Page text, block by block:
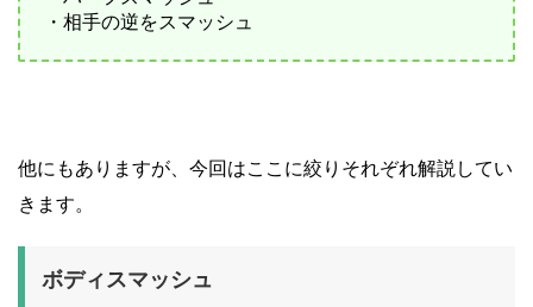
・相手の逆をスマッシュ
他にもありますが、今回はここに絞りそれぞれ解説してい
きます。
ボディスマッシュ